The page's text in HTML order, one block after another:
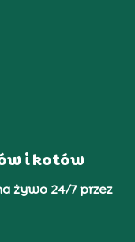
i kotów
żywo 24/7 przez